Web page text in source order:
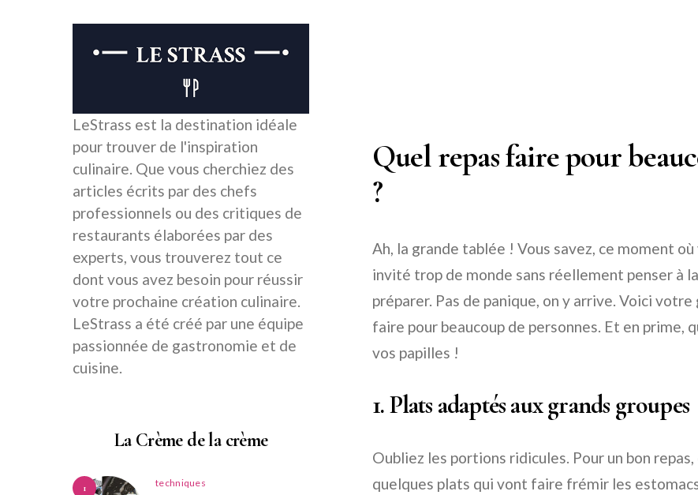
Quel repas faire pour
?
Ah, la grande tablée ! Vous savez, ce moment
invité trop de monde sans réellement penser à
préparer. Pas de panique, on y arrive. Voici
faire pour beaucoup de personnes. Et en prime,
vos papilles !
1. Plats adaptés aux grands groupes
Oubliez les portions ridicules. Pour un bon
quelques plats qui vont faire frémir les
LeStrass est la destination idéale
pour trouver de l'inspiration
culinaire. Que vous cherchiez des
articles écrits par des chefs
professionnels ou des critiques de
restaurants élaborées par des
experts, vous trouverez tout ce
dont vous avez besoin pour réussir
votre prochaine création culinaire.
LeStrass a été créé par une équipe
passionnée de gastronomie et de
cuisine.
La Crème de la crème
1 techniques